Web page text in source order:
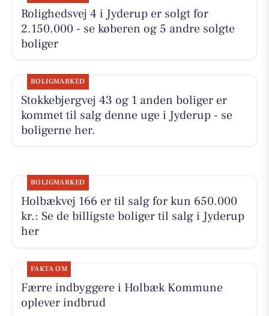
Rolighedsvej 4 i Jyderup er solgt for
2.150.000 - se køberen og 5 andre solgte
boliger
BOLIGMARKED
Stokkebjergvej 43 og 1 anden boliger er
kommet til salg denne uge i Jyderup - se
boligerne her.
BOLIGMARKED
Holbækvej 166 er til salg for kun 650.000
kr.: Se de billigste boliger til salg i Jyderup
her
FAKTA OM
Færre indbyggere i Holbæk Kommune
oplever indbrud